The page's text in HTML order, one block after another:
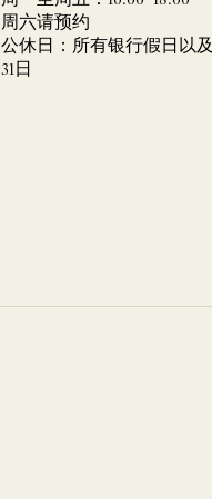
周六请预约
公休日：所有银行假日以
31日